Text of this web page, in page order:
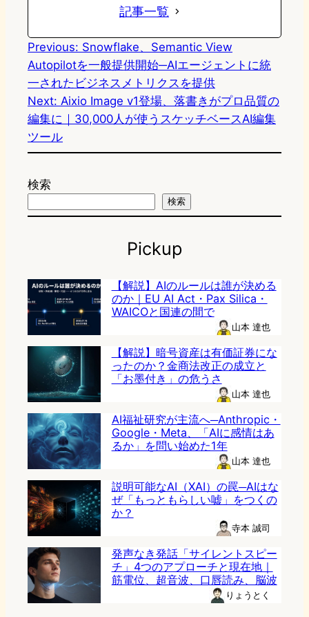
記事一覧
Previous: Snowflake、Semantic View
Autopilotを一般提供開始─AIエージェントに統
一されたビジネスメトリクスを提供
Next: Aixio Image v1登場、落書きがプロ品質の
編集に｜30,000人が使うスケッチベースAI編集
ツール
検索
検索
Pickup
【解説】AIのルールは誰が決める
のか｜EU AI Act・Pax Silica・
WAICOと国連の間で
山本 達也
【解説】暗号資産は有価証券にな
ったのか？金商法改正の成立と
「お墨付き」の危うさ
山本 達也
AI福祉研究が主流へ─Anthropic・
Google・Meta、「AIに感情はあ
るか」を問い始めた1年
山本 達也
説明可能なAI（XAI）の罠─AIはな
ぜ「もっともらしい嘘」をつくの
か？
寺本 誠司
発声なき発話「サイレントスピー
チ」4つのアプローチと現在地｜
筋電位、超音波、口唇読み、脳波
りょうとく